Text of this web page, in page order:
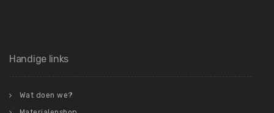
Handige links
Wat doen we?